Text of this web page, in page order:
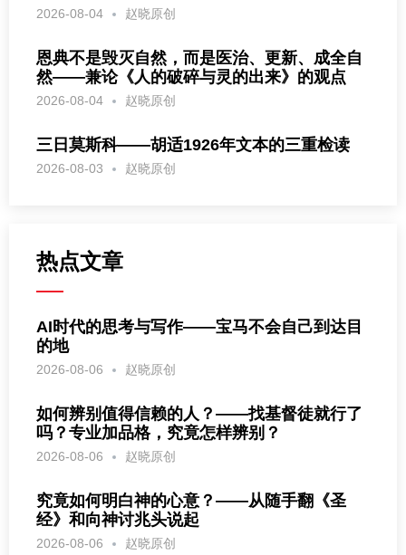
2026-08-04 赵晓原创
恩典不是毁灭自然，而是医治、更新、成全自
然——兼论《人的破碎与灵的出来》的观点
2026-08-04 赵晓原创
三日莫斯科——胡适1926年文本的三重检读
2026-08-03 赵晓原创
热点文章
AI时代的思考与写作——宝马不会自己到达目
的地
2026-08-06 赵晓原创
如何辨别值得信赖的人？——找基督徒就行了
吗？专业加品格，究竟怎样辨别？
2026-08-06 赵晓原创
究竟如何明白神的心意？——从随手翻《圣
经》和向神讨兆头说起
2026-08-06 赵晓原创